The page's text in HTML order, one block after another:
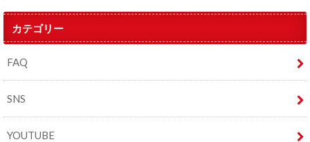
カテゴリー
FAQ
SNS
YOUTUBE